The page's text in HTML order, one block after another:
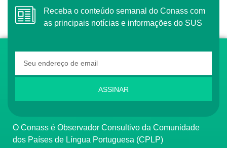
Receba o conteúdo semanal do Conass com
as principais notícias e informações do SUS
ASSINAR
O Conass é Observador Consultivo da Comunidade
dos Países de Língua Portuguesa (CPLP)